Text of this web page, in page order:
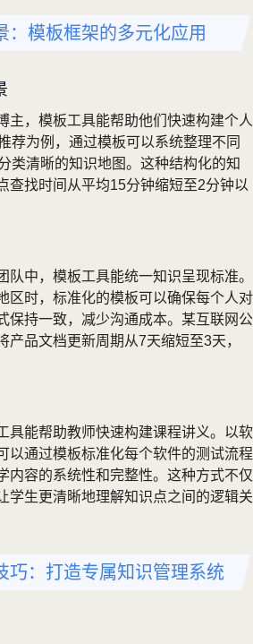
：模板框架的多元化应用
主，模板工具能帮助他们快速构建个人
荐为例，通过模板可以系统整理不同
类清晰的知识地图。这种结构化的知
查找时间从平均15分钟缩短至2分钟以
队中，模板工具能统一知识呈现标准。
区时，标准化的模板可以确保每个人对
保持一致，减少沟通成本。某互联网公
产品文档更新周期从7天缩短至3天，
具能帮助教师快速构建课程讲义。以软
以通过模板标准化每个软件的测试流程
内容的系统性和完整性。这种方式不仅
学生更清晰地理解知识点之间的逻辑关
巧：打造专属知识管理系统